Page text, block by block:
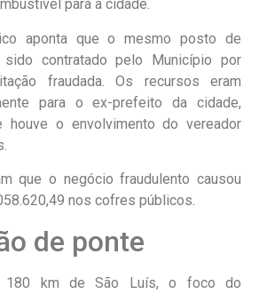
para a cidade.
aponta que o mesmo posto de
sido contratado pelo Município por
fraudada. Os recursos eram
para o ex-prefeito da cidade,
houve o envolvimento do vereador
que o negócio fraudulento causou
nos cofres públicos.
de ponte
180 km de São Luís, o foco do